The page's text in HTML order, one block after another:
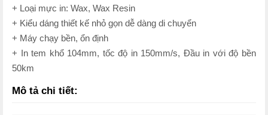
+ Loại mực in: Wax, Wax Resin
+ Kiểu dáng thiết kế nhỏ gọn dễ dàng di chuyển
+ Máy chạy bền, ổn định
+ In tem khổ 104mm, tốc độ in 150mm/s, Đầu in với độ bền
50km
Mô tả chi tiết: